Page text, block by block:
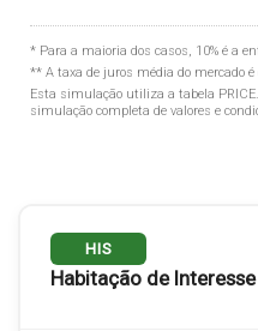
* Para a maioria dos casos, 10% é a
** A taxa de juros média do mercado é
Esta simulação utiliza a tabela PRICE
simulação completa de valores e
HIS
Habitação de